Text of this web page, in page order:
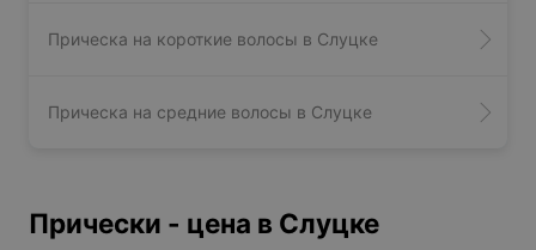
Прическа на короткие волосы в Слуцке
Прическа на средние волосы в Слуцке
Прически - цена в Слуцке